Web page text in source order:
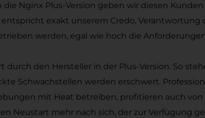
Nginx Plus-Version geben wir diesen
exakt unserem Credo, Verantwortung
werden, egal wie hoch die Anforderungen
den Hersteller in der Plus-Version. So
Schwachstellen werden erschwert.
mit Heat betreiben, profitieren auch von
Neustart mehr nach sich, der zur Verfügung